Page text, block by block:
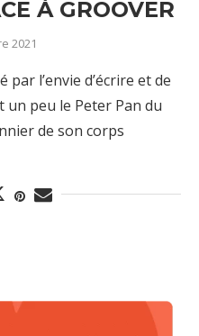
À GROOVER
2021
l’envie d’écrire et de
un peu le Peter Pan du
de son corps